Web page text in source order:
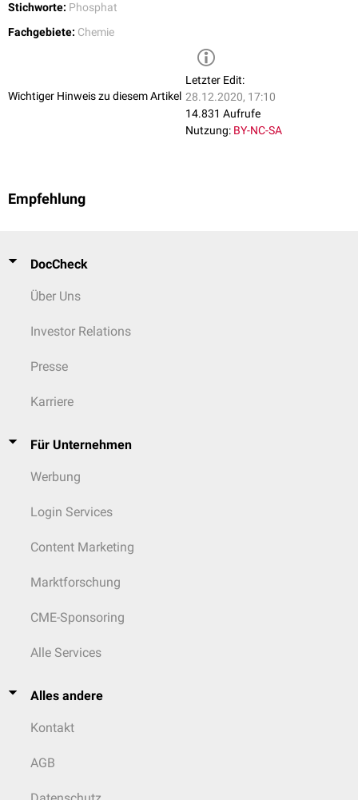
Stichworte: Phosphat
Fachgebiete: Chemie
Wichtiger Hinweis zu diesem Artikel
Letzter Edit:
28.12.2020, 17:10
14.831 Aufrufe
Nutzung: BY-NC-SA
Empfehlung
DocCheck
Über Uns
Investor Relations
Presse
Karriere
Für Unternehmen
Werbung
Login Services
Content Marketing
Marktforschung
CME-Sponsoring
Alle Services
Alles andere
Kontakt
AGB